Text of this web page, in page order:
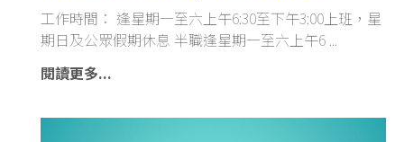
工作時間： 逢星期一至六上午6:30至下午3:00上班，星
期日及公眾假期休息 半職逢星期一至六上午6
閱讀更多...